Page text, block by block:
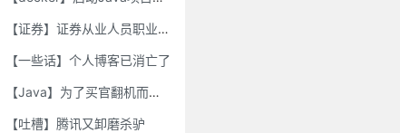
【证券】证券从业人员职业道德要求及常见违规行为
【一些话】个人博客已消亡了
【Java】为了买官翻机而写的代码-DJI Stock Checker
【吐槽】腾讯又卸磨杀驴